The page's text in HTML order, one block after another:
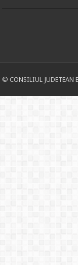
© CONSILIUL JUDETEAN